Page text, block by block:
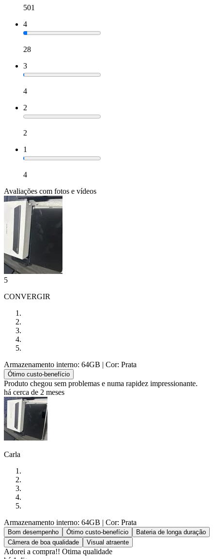
501
4
28
3
4
2
2
1
4
Avaliações com fotos e vídeos
5
CONVERGIR
Armazenamento interno: 64GB | Cor: Prata
Ótimo custo-benefício
Produto chegou sem problemas e numa rapidez impressionante.
há cerca de 2 meses
Carla
Armazenamento interno: 64GB | Cor: Prata
Bom desempenho Ótimo custo-benefício
Bateria de longa duração
Câmera de boa qualidade
Visual atraente
Adorei a compra!! Otima qualidade